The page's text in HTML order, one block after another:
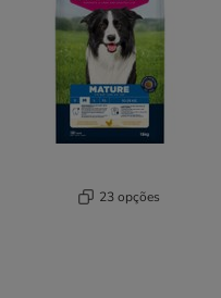
23 opções